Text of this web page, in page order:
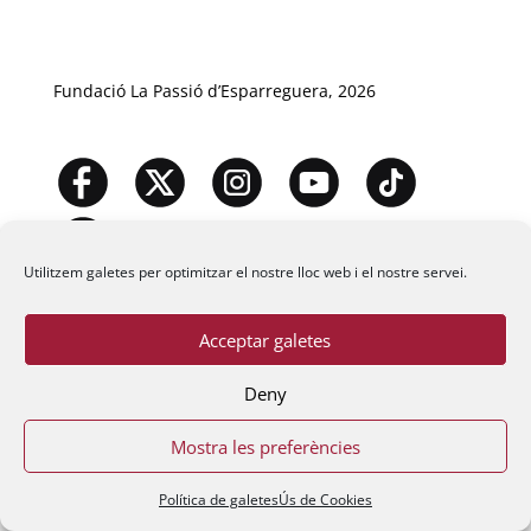
Utilitzem galetes per optimitzar el nostre lloc web i el nostre servei.
Acceptar galetes
Deny
Mostra les preferències
Política de galetesÚs de Cookies
Fundació La Passió d’Esparreguera, 2026